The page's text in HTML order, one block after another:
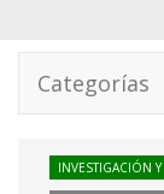
Categorías
INVESTIGACIÓN